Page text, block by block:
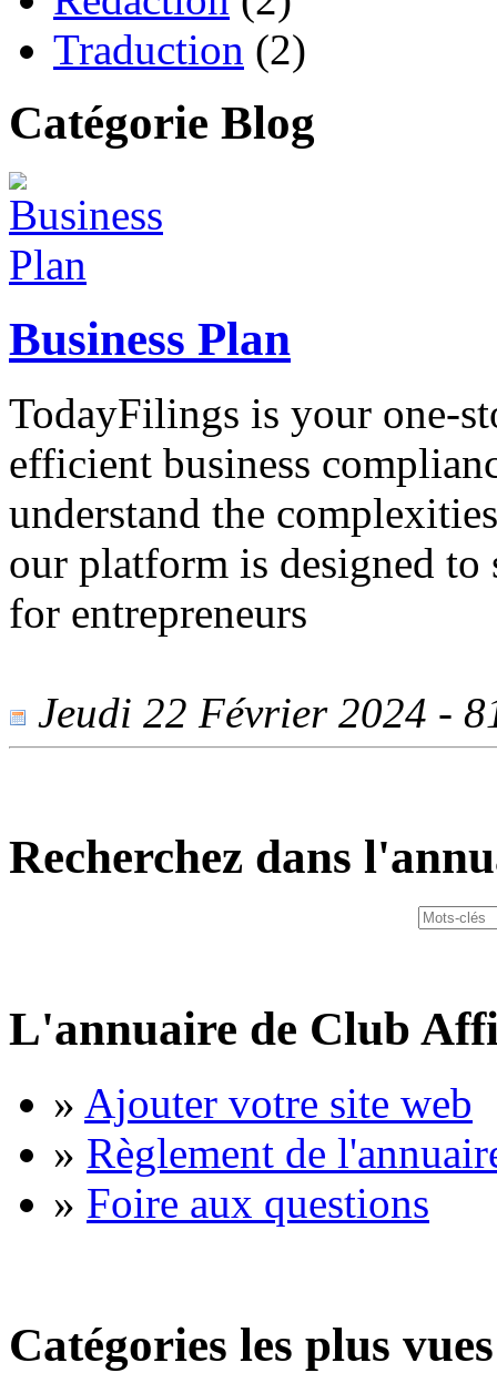
Traduction (2)
Catégorie Blog
Business Plan
TodayFilings is your one-
efficient business
understand the
our platform is designed
for entrepreneurs
Jeudi 22 Février 2024 -
Recherchez dans
L'annuaire de Club
» Ajouter votre site web
» Règlement de
» Foire aux questions
Catégories les plus vues